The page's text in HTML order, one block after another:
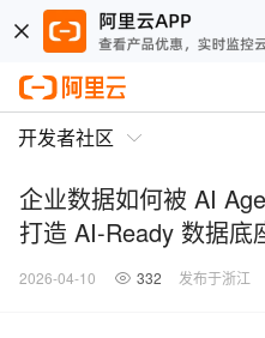
开发者社区
企业数据如何被 AI
打造 AI-Ready 数据底
2026-04-10 332 发布于浙江